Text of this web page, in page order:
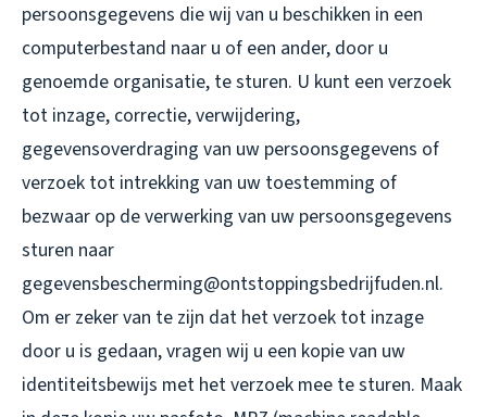
persoonsgegevens die wij van u beschikken in een
computerbestand naar u of een ander, door u
genoemde organisatie, te sturen. U kunt een verzoek
tot inzage, correctie, verwijdering,
gegevensoverdraging van uw persoonsgegevens of
verzoek tot intrekking van uw toestemming of
bezwaar op de verwerking van uw persoonsgegevens
sturen naar
gegevensbescherming@ontstoppingsbedrijfuden.nl.
Om er zeker van te zijn dat het verzoek tot inzage
door u is gedaan, vragen wij u een kopie van uw
identiteitsbewijs met het verzoek mee te sturen. Maak